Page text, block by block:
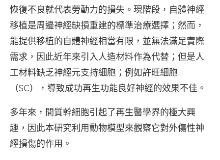
恢復不良就代表勞動力的損失。現階段，自體神經
移植是周邊神經缺損重建的標準治療選擇；然而，
能提供移植的自體神經相當有限，並無法滿足實際
需求，因此近年來引入人造材料作為代替；但是人
工材料缺乏神經元支持細胞；例如許旺細胞
（SC），導致成功再生功能良好神經的效果不佳。
多年來，間質幹細胞引起了再生醫學界的極大興
趣，因此本研究利用動物模型來觀察它對外傷性神
經損傷的作用。